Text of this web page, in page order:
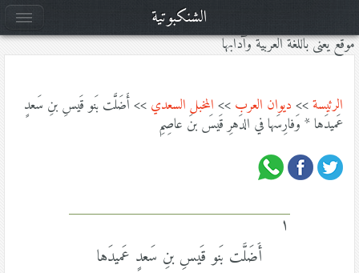
موقع يعنى باللغة العربية وآدابها
الرئيسة>> ديوان العرب >> المخبل السعدي >> أَضَلَّت بَنو قَيسِ بنِ سَعدٍ
عَميدَها * وَفارِسَها في الدَهرِ قَيسَ بنَ عاصِمِ
١
أَضَلَّت بَنو قَيسِ بنِ سَعدٍ عَميدَها
الشنكبوتية